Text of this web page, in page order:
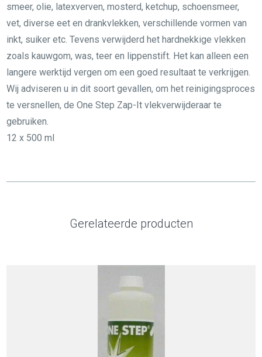
smeer, olie, latexverven, mosterd, ketchup, schoensmeer,
vet, diverse eet en drankvlekken, verschillende vormen van
inkt, suiker etc. Tevens verwijderd het hardnekkige vlekken
zoals kauwgom, was, teer en lippenstift. Het kan alleen een
langere werktijd vergen om een goed resultaat te verkrijgen.
Wij adviseren u in dit soort gevallen, om het reinigingsproces
te versnellen, de One Step Zap-It vlekverwijderaar te
gebruiken.
12 x 500 ml
Gerelateerde producten